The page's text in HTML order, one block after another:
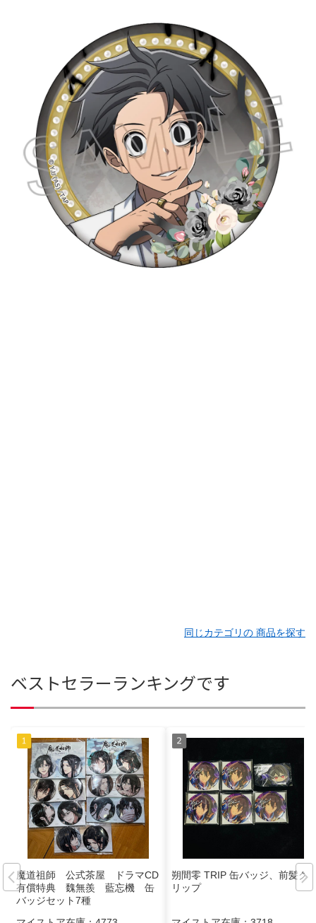
同じカテゴリの 商品を探す
ベストセラーランキングです
魔道祖師 公式茶屋 ドラマCD
有償特典 魏無羨 藍忘機 缶
バッジセット7種
朔間零 TRIP 缶バッジ、前髪ク
リップ